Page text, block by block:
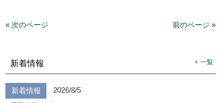
« 次のページ 前のページ »
新着情報 一覧
新着情報 2026/8/5